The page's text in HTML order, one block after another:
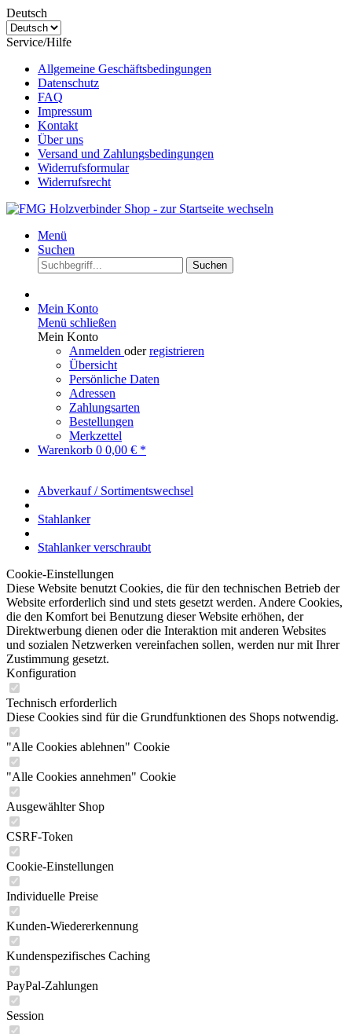
Deutsch
Service/Hilfe
Allgemeine Geschäftsbedingungen
Datenschutz
FAQ
Impressum
Kontakt
Über uns
Versand und Zahlungsbedingungen
Widerrufsformular
Widerrufsrecht
Menü
Suchen
Suchen
Mein Konto
Menü schließen
Mein Konto
Anmelden oderregistrieren
Übersicht
Persönliche Daten
Adressen
Zahlungsarten
Bestellungen
Merkzettel
Warenkorb 0 0,00 € *
Abverkauf / Sortimentswechsel
Stahlanker
Stahlanker verschraubt
Cookie-Einstellungen
Diese Website benutzt Cookies, die für den technischen Betrieb der
Website erforderlich sind und stets gesetzt werden. Andere Cookies,
die den Komfort bei Benutzung dieser Website erhöhen, der
Direktwerbung dienen oder die Interaktion mit anderen Websites
und sozialen Netzwerken vereinfachen sollen, werden nur mit Ihrer
Zustimmung gesetzt.
Konfiguration
Technisch erforderlich
Diese Cookies sind für die Grundfunktionen des Shops notwendig.
"Alle Cookies ablehnen" Cookie
"Alle Cookies annehmen" Cookie
Ausgewählter Shop
CSRF-Token
Cookie-Einstellungen
Individuelle Preise
Kunden-Wiedererkennung
Kundenspezifisches Caching
PayPal-Zahlungen
Session